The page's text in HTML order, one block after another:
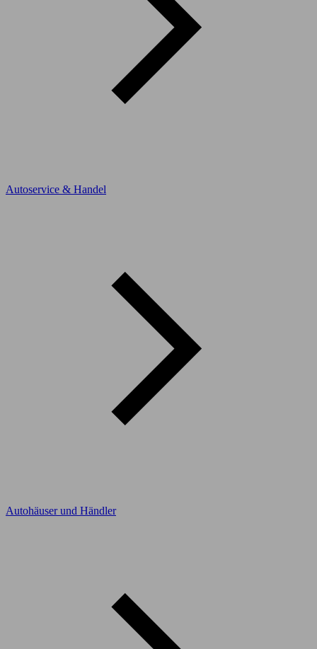
Autoservice & Handel
Autohäuser und Händler